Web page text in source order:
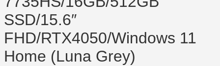
SSD/15.6″
FHD/RTX4050/Windows 11
Home (Luna Grey)